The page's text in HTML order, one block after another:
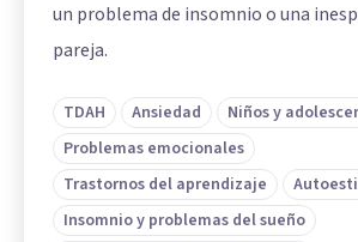
un problema de insomnio o una
pareja.
TDAH Ansiedad
Niños y
Problemas emocionales
Trastornos del aprendizaje
Insomnio y problemas del sueño